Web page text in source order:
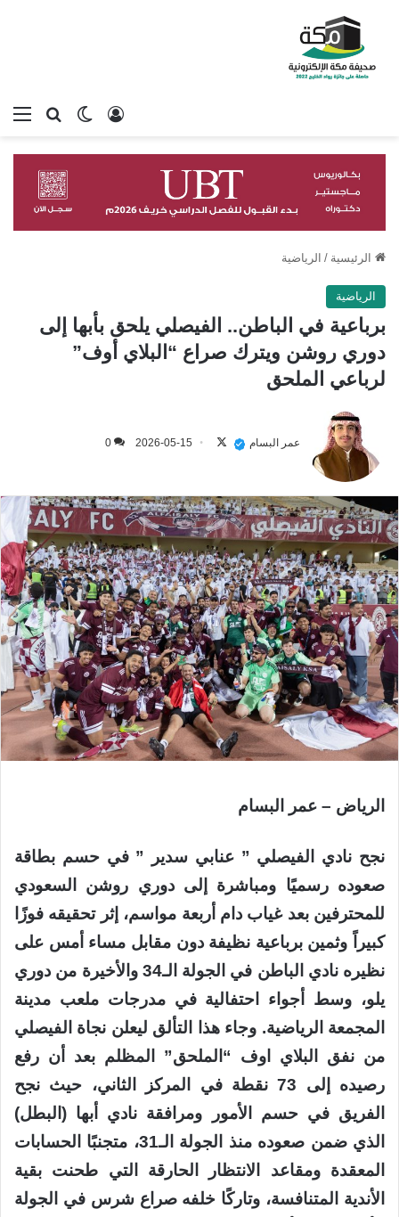
بحثالوضع
تسجيل الدخول
الرئيسية / الرياضية
الرياضية
برباعية في الباطن.. الفيصلي يلحق بأبها إلى
دوري روشن ويترك صراع “البلاي أوف”
لرباعي الملحق
عمر البسام
على
2026-05-15
0
الرياض – عمر البسام
نجح نادي الفيصلي ” عنابي سدير ” في حسم بطاقة
صعوده رسميًا ومباشرة إلى دوري روشن السعودي
للمحترفين بعد غياب دام أربعة مواسم، إثر تحقيقه فوزًا
كبيراً وثمين برباعية نظيفة دون مقابل مساء أمس على
نظيره نادي الباطن في الجولة الـ34 والأخيرة من دوري
يلو، وسط أجواء احتفالية في مدرجات ملعب مدينة
المجمعة الرياضية. وجاء هذا التألق ليعلن نجاة الفيصلي
من نفق البلاي اوف “الملحق” المظلم بعد أن رفع
رصيده إلى 73 نقطة في المركز الثاني، حيث نجح
الفريق في حسم الأمور ومرافقة نادي أبها (البطل)
الذي ضمن صعوده منذ الجولة الـ31، متجنبًا الحسابات
المعقدة ومقاعد الانتظار الحارقة التي طحنت بقية
الأندية المتنافسة، وتاركًا خلفه صراع شرس في الجولة